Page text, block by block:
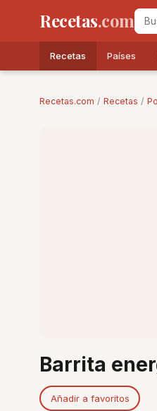
Recetas.com
Recetas Países
Recetas.com / Recetas /
Barrita
Añadir a favoritos